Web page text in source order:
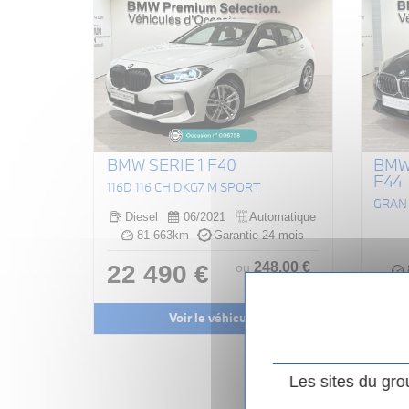
BMW SERIE 1 F40
116D 116 CH DKG7 M SPORT
Diesel 06/2021
Automatique
81 663km
Garantie 24 mois
22 490 € ou248.00 €
Voir le véhicule
F44
Les sites du